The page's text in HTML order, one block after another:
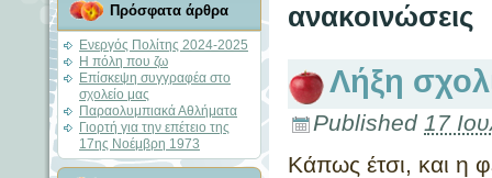
Πρόσφατα άρθρα
Ενεργός Πολίτης 2024-2025
Η πόλη που ζω
Επίσκεψη συγγραφέα στο
σχολείο μας
Παραολυμπιακά Αθλήματα
Γιορτή για την επέτειο της
17ης Νοέμβρη 1973
ανακοινώσεις
Λήξη
Published 17
Κάπως έτσι, και η